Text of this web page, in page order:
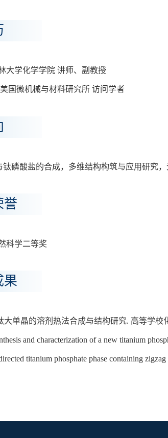
大学化学学院 讲师、副教授
美国微机械与材料研究所 访问学者
钛磷酸盐的合成，多维结构构筑与应用研究
誉
科学二等奖
果
大单晶的溶剂热法合成与结构研究. 高等学校
and characterization of a new titanium
titanium phosphate phase containing